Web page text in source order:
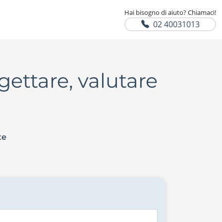
Hai bisogno di aiuto? Chiamaci!
02 40031013
valutare